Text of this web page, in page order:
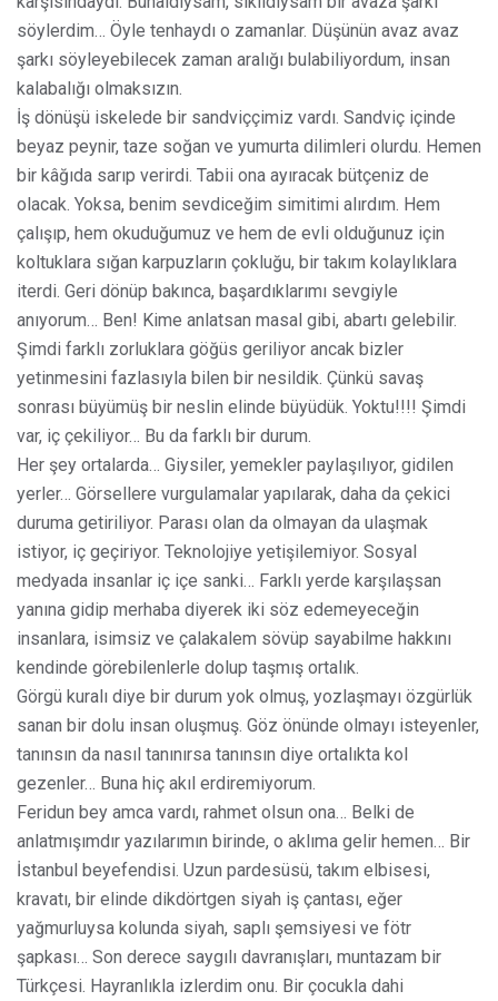
söylerdim… Öyle tenhaydı o zamanlar. Düşünün avaz avaz
şarkı söyleyebilecek zaman aralığı bulabiliyordum, insan
kalabalığı olmaksızın.
İş dönüşü iskelede bir sandviççimiz vardı. Sandviç içinde
beyaz peynir, taze soğan ve yumurta dilimleri olurdu. Hemen
bir kâğıda sarıp verirdi. Tabii ona ayıracak bütçeniz de
olacak. Yoksa, benim sevdiceğim simitimi alırdım. Hem
çalışıp, hem okuduğumuz ve hem de evli olduğunuz için
koltuklara sığan karpuzların çokluğu, bir takım kolaylıklara
iterdi. Geri dönüp bakınca, başardıklarımı sevgiyle
anıyorum… Ben! Kime anlatsan masal gibi, abartı gelebilir.
Şimdi farklı zorluklara göğüs geriliyor ancak bizler
yetinmesini fazlasıyla bilen bir nesildik. Çünkü savaş
sonrası büyümüş bir neslin elinde büyüdük. Yoktu!!!! Şimdi
var, iç çekiliyor… Bu da farklı bir durum.
Her şey ortalarda… Giysiler, yemekler paylaşılıyor, gidilen
yerler… Görsellere vurgulamalar yapılarak, daha da çekici
duruma getiriliyor. Parası olan da olmayan da ulaşmak
istiyor, iç geçiriyor. Teknolojiye yetişilemiyor. Sosyal
medyada insanlar iç içe sanki… Farklı yerde karşılaşsan
yanına gidip merhaba diyerek iki söz edemeyeceğin
insanlara, isimsiz ve çalakalem sövüp sayabilme hakkını
kendinde görebilenlerle dolup taşmış ortalık.
Görgü kuralı diye bir durum yok olmuş, yozlaşmayı özgürlük
sanan bir dolu insan oluşmuş. Göz önünde olmayı isteyenler,
tanınsın da nasıl tanınırsa tanınsın diye ortalıkta kol
gezenler… Buna hiç akıl erdiremiyorum.
Feridun bey amca vardı, rahmet olsun ona… Belki de
anlatmışımdır yazılarımın birinde, o aklıma gelir hemen… Bir
İstanbul beyefendisi. Uzun pardesüsü, takım elbisesi,
kravatı, bir elinde dikdörtgen siyah iş çantası, eğer
yağmurluysa kolunda siyah, saplı şemsiyesi ve fötr
şapkası… Son derece saygılı davranışları, muntazam bir
Türkçesi. Hayranlıkla izlerdim onu. Bir çocukla dahi